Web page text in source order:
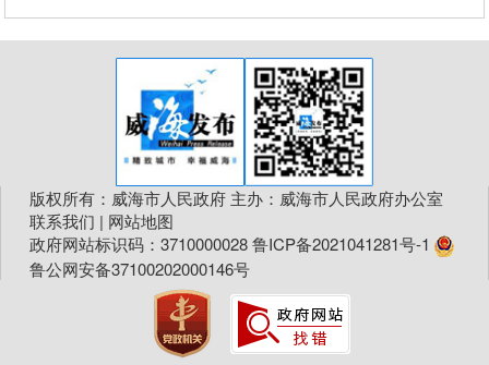
版权所有：威海市人民政府 主办：威海市人民政府办公室
联系我们 | 网站地图
政府网站标识码：3710000028鲁ICP备2021041281号-1
鲁公网安备37100202000146号